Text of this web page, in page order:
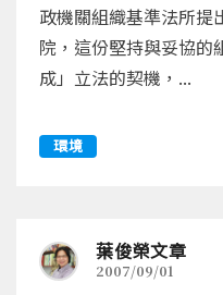
政機關組織基準法所提
院，這份堅持與妥協的
成」立法的契機，...
環境
葉俊榮文章
2007/09/01